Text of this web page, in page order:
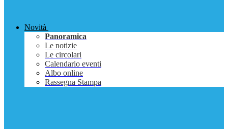
Novità
Panoramica
Le notizie
Le circolari
Calendario eventi
Albo online
Rassegna Stampa